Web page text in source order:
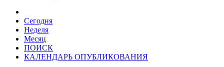
Сегодня
Неделя
Месяц
ПОИСК
КАЛЕНДАРЬ ОПУБЛИКОВАНИЯ